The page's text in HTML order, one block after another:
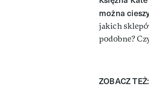
można
jakich
podobne?
ZOBACZ